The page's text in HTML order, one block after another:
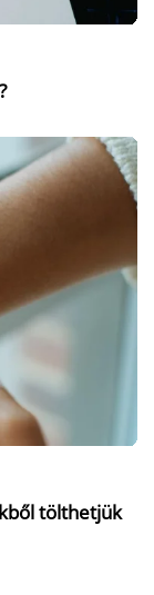
tölthetjük